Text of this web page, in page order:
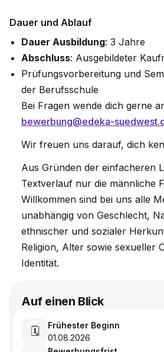
Dauer und Ablauf
Dauer Ausbildung: 3 Jahre
Abschluss: Ausgebildeter
Prüfungsvorbereitung und
der Berufsschule
Bei Fragen wende dich gerne
bewerbung@edeka-
Wir freuen uns darauf, dich
Aus Gründen der einfacheren
Textverlauf nur die männliche
Willkommen sind bei uns alle
unabhängig von Geschlecht,
ethnischer und sozialer
Religion, Alter sowie sexueller
Identität.
Auf einen Blick
🗓️
Frühester Beginn
01.08.2026